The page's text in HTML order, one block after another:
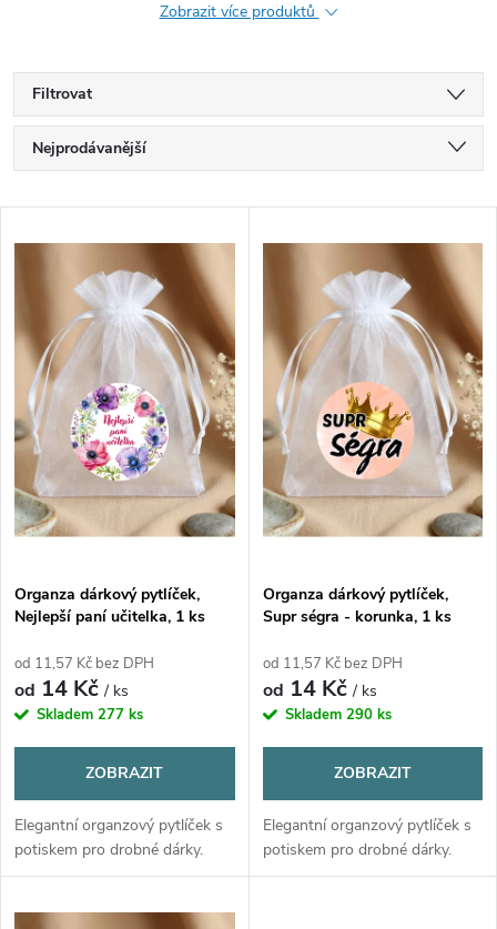
Zobrazit více produktů
Filtrovat
Ř
a
z
e
n
í
p
r
o
d
u
k
t
ů
Nejprodávanější
Nejdražší
Abecedně
V
p
s
p
o
d
u
k
t
ů
Organza dárkový pytlíček,
Nejlepší paní učitelka, 1 ks
od 11,57 Kč bez DPH
od 14 Kč/ ks
Skladem 277 ks
ZOBRAZIT
Elegantní organzový pytlíček s
potiskem pro drobné dárky.
Organza dárkový pytlíček,
Supr ségra - korunka, 1 ks
od 11,57 Kč bez DPH
od 14 Kč/ ks
Skladem 290 ks
ZOBRAZIT
Elegantní organzový pytlíček s
potiskem pro drobné dárky.